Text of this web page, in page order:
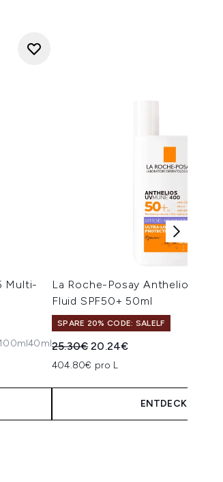
Multi-
100ml40ml
La Roche-Posay Anthelios
Fluid SPF50+ 50ml
SPARE 20% CODE: SALELF
Unverbindliche Preisempfehlung:
25.30€Aktueller Preis:
20.24€
404.80€ pro L
ENTDECKEN